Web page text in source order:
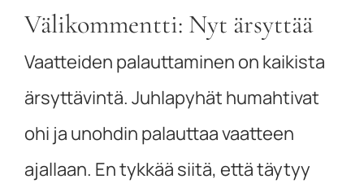
Välikommentti: Nyt ärsyttää
Vaatteiden palauttaminen on kaikista
ärsyttävintä. Juhlapyhät humahtivat
ohi ja unohdin palauttaa vaatteen
ajallaan. En tykkää siitä, että täytyy